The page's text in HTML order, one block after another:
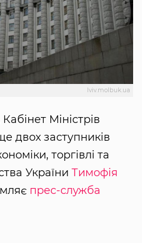
lviv.molbuk.ua
Міністрів
двох заступників
торгівлі та
України Тимофія
прес-служба